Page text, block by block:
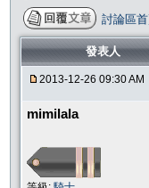
討論區
發表人
2013-12-26 09:30 AM
mimilala